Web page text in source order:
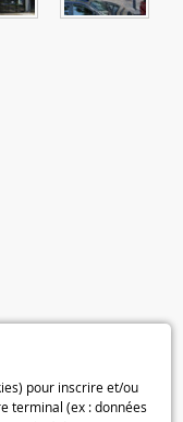
pour inscrire et/ou
terminal (ex : données